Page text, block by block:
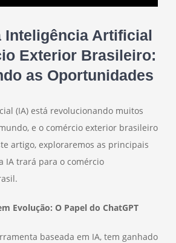
Inteligência Artificial
Exterior Brasileiro:
as Oportunidades
(IA) está revolucionando muitos
e o comércio exterior brasileiro
artigo, exploraremos as principais
IA trará para o comércio
Evolução: O Papel do ChatGPT
baseada em IA, tem ganhado